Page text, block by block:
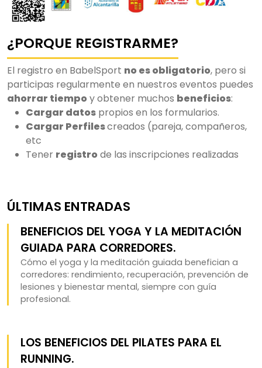
¿PORQUE REGISTRARME?
El registro en BabelSport no es obligatorio, pero si
participas regularmente en nuestros eventos puedes
ahorrar tiempo y obtener muchos beneficios:
Cargar datos propios en los formularios.
Cargar Perfilescreados (pareja, compañeros,
etc
Tener registro de las inscripciones realizadas
ÚLTIMAS ENTRADAS
BENEFICIOS DEL YOGA Y LA MEDITACIÓN
GUIADA PARA CORREDORES.
Cómo el yoga y la meditación guiada benefician a
corredores: rendimiento, recuperación, prevención de
lesiones y bienestar mental, siempre con guía
profesional.
LOS BENEFICIOS DEL PILATES PARA EL
RUNNING.